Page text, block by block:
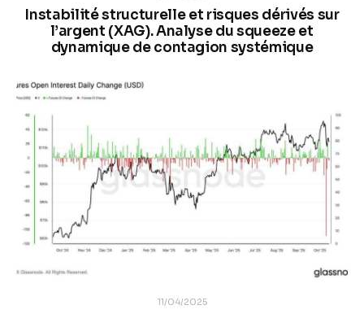
Instabilité structurelle et risques dérivés sur
l’argent (XAG). Analyse du squeeze et
dynamique de contagion systémique
11/04/2025